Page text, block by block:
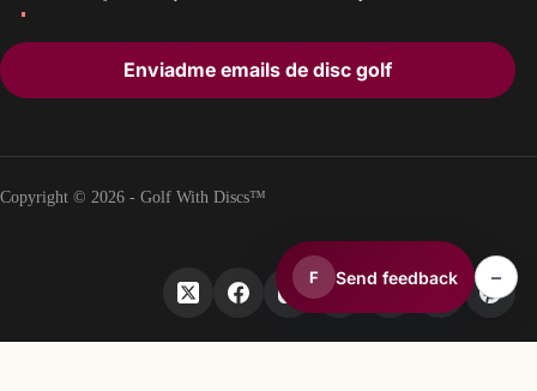
Enviadme emails de disc golf
Copyright © 2026 - Golf With Discs™
F Send feedback –